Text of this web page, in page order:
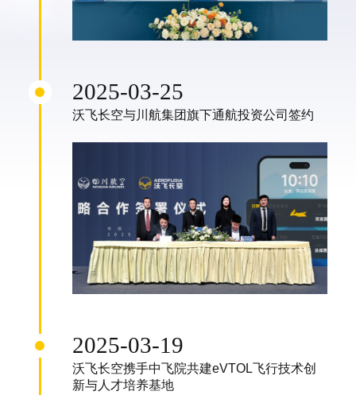
2025-03-25
沃飞长空与川航集团旗下通航投资公司签约
2025-03-19
沃飞长空携手中飞院共建eVTOL飞行技术创
新与人才培养基地